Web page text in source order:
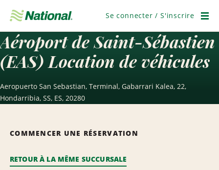
navigation
Se connecter / S'inscrire
Aéroport de Saint-Sébastien
(EAS) Location de véhicules
Aeropuerto San Sebastian, Terminal, Gabarrari Kalea, 22,
Hondarribia, SS, ES, 20280
COMMENCER UNE RÉSERVATION
RETOUR À LA MÊME SUCCURSALE